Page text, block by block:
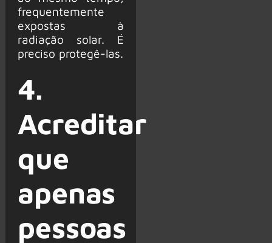
frequentemente
expostas à
radiação solar. É
preciso protegê-las.
4.
Acreditar
que
apenas
pessoas